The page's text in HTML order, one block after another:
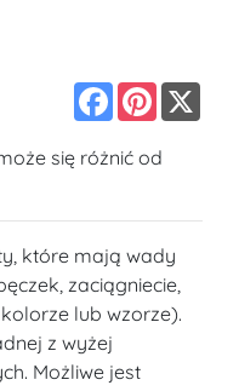
Facebook
Pinterest
się różnić od
które mają wady
zaciągniecie,
lub wzorze).
z wyżej
Możliwe jest